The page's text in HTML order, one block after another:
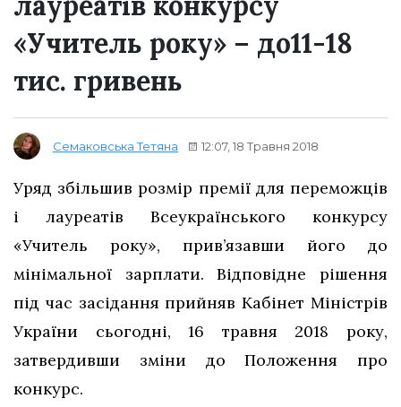
«Учитель року» – до11-18
тис. гривень
Семаковська Тетяна 12:07, 18 Травня 2018
Уряд збільшив розмір премії для переможців
і лауреатів Всеукраїнського конкурсу
«Учитель року», прив’язавши його до
мінімальної зарплати. Відповідне рішення
під час засідання прийняв Кабінет Міністрів
України сьогодні, 16 травня 2018 року,
затвердивши зміни до Положення про
конкурс.